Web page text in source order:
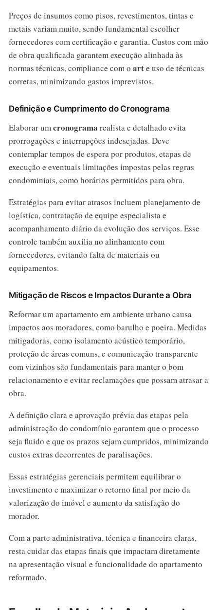
Preços de insumos como pisos, revestimentos, tintas e
metais variam muito, sendo fundamental escolher
fornecedores com certificação e garantia. Custos com mão
de obra qualificada garantem execução alinhada às
normas técnicas, compliance com o arte uso de técnicas
corretas, minimizando gastos imprevistos.
Definição e Cumprimento do Cronograma
Elaborar umcronograma realista e detalhado evita
prorrogações e interrupções indesejadas. Deve
contemplar tempos de espera por produtos, etapas de
execução e eventuais limitações impostas pelas regras
condominiais, como horários permitidos para obra.
Estratégias para evitar atrasos incluem planejamento de
logística, contratação de equipe especialista e
acompanhamento diário da evolução dos serviços. Esse
controle também auxilia no alinhamento com
fornecedores, evitando falta de materiais ou
equipamentos.
Mitigação de Riscos e Impactos Durante a Obra
Reformar um apartamento em ambiente urbano causa
impactos aos moradores, como barulho e poeira. Medidas
mitigadoras, como isolamento acústico temporário,
proteção de áreas comuns, e comunicação transparente
com vizinhos são fundamentais para manter o bom
relacionamento e evitar reclamações que possam atrasar a
obra.
A definição clara e aprovação prévia das etapas pela
administração do condomínio garantem que o processo
seja fluido e que os prazos sejam cumpridos, minimizando
custos extras decorrentes de paralisações.
Essas estratégias gerenciais permitem equilibrar o
investimento e maximizar o retorno final por meio da
valorização do imóvel e aumento da satisfação do
morador.
Com a parte administrativa, técnica e financeira claras,
resta cuidar das etapas finais que impactam diretamente
na apresentação visual e funcionalidade do apartamento
reformado.